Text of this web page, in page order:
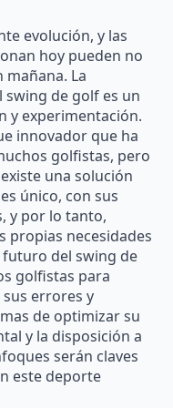
evolución, y las
hoy pueden no
La
swing de golf es un
y experimentación.
innovador que ha
golfistas, pero
una solución
único, con sus
y por lo tanto,
propias necesidades
futuro del swing de
golfistas para
errores y
de optimizar su
y la disposición a
serán claves
este deporte